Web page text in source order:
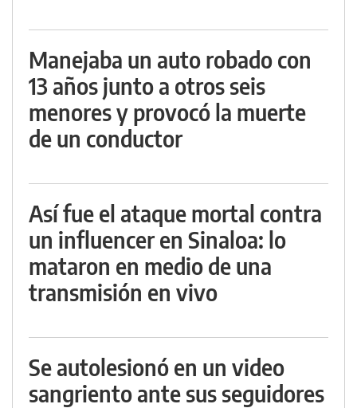
Manejaba un auto robado con
13 años junto a otros seis
menores y provocó la muerte
de un conductor
Así fue el ataque mortal contra
un influencer en Sinaloa: lo
mataron en medio de una
transmisión en vivo
Se autolesionó en un video
sangriento ante sus seguidores